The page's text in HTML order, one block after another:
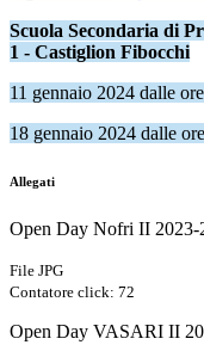
Scuola Secondaria di
1 - Castiglion Fibocchi
11 gennaio 2024 dalle
18 gennaio 2024 dalle
Allegati
Open Day Nofri II 2023-
File JPG
Contatore click: 72
Open Day VASARI II